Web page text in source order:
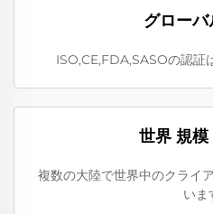
グローバ
ISO,CE,FDA,SASOの認証
世界 規模
複数の大陸で世界中のクライ
いま